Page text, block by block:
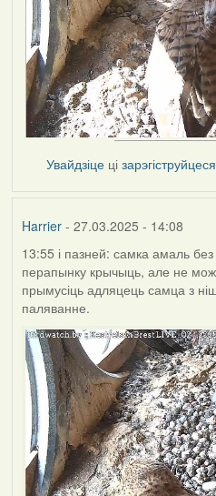
Увайдзіце цізарэгіструйцеся
Harrier- 27.03.2025 - 14:08
13:55 і пазней: самка амаль без
перапынку крычыць, але не
прымусіць адляцець самца з
паляванне.